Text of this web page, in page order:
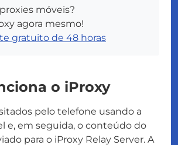
móveis?
agora mesmo!
gratuito de 48 horas
o iProxy
pelo telefone usando a
e, em seguida, o conteúdo do
para o iProxy Relay Server. A